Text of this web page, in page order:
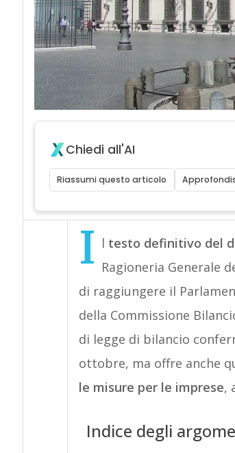
Chiedi all'AI
Riassumi questo articolo
I l testo definitivo del
Ragioneria Generale
di raggiungere il
della Commissione
di legge di bilancio
ottobre, ma offre anche
le misure per le imprese,
Indice degli